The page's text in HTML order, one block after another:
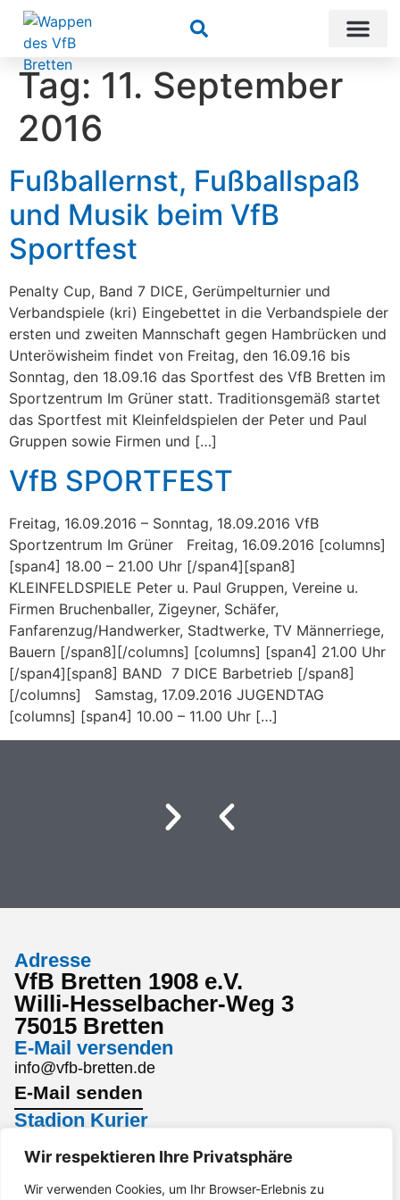
Wir respektieren Ihre Privatsphäre
Wir verwenden Cookies, um Ihr Browser-Erlebnis zu
Suchen
Tag: 11. September
2016
Fußballernst, Fußballspaß
und Musik beim VfB
Sportfest
Penalty Cup, Band 7 DICE, Gerümpelturnier und
Verbandspiele (kri) Eingebettet in die Verbandspiele der
ersten und zweiten Mannschaft gegen Hambrücken und
Unteröwisheim findet von Freitag, den 16.09.16 bis
Sonntag, den 18.09.16 das Sportfest des VfB Bretten im
Sportzentrum Im Grüner statt. Traditionsgemäß startet
das Sportfest mit Kleinfeldspielen der Peter und Paul
Gruppen sowie Firmen und […]
VfB SPORTFEST
Freitag, 16.09.2016 – Sonntag, 18.09.2016 VfB
Sportzentrum Im Grüner Freitag, 16.09.2016 [columns]
[span4] 18.00 – 21.00 Uhr [/span4][span8]
KLEINFELDSPIELE Peter u. Paul Gruppen, Vereine u.
Firmen Bruchenballer, Zigeyner, Schäfer,
Fanfarenzug/Handwerker, Stadtwerke, TV Männerriege,
Bauern [/span8][/columns] [columns] [span4] 21.00 Uhr
[/span4][span8] BAND 7 DICE Barbetrieb [/span8]
[/columns] Samstag, 17.09.2016 JUGENDTAG
[columns] [span4] 10.00 – 11.00 Uhr […]
Adresse
VfB Bretten 1908 e.V.
Willi-Hesselbacher-Weg 3
75015 Bretten
E-Mail versenden
info@vfb-bretten.de
E-Mail senden
Stadion Kurier
Stadion Kurier
Interesse an einem Sponsoring?